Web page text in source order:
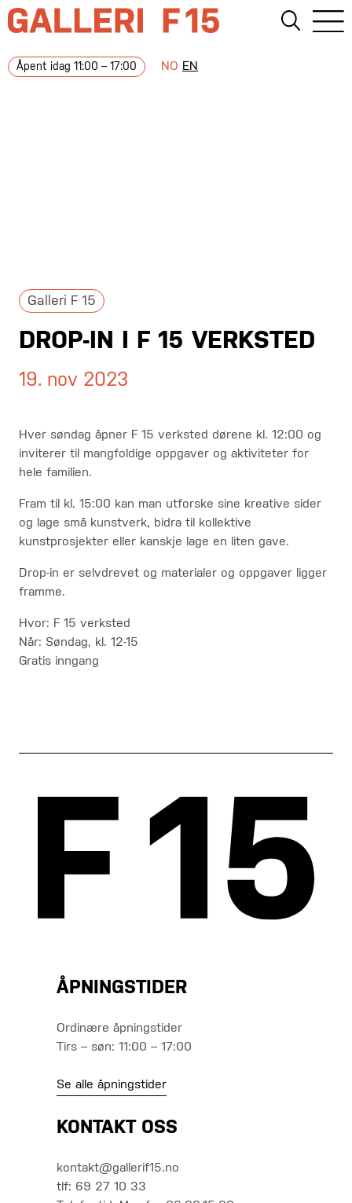
Åpent idag 11:00 – 17:00 NO EN
Galleri F 15
DROP-IN I F 15 VERKSTED
19. nov 2023
Hver søndag åpner F 15 verksted dørene kl. 12:00 og
inviterer til mangfoldige oppgaver og aktiviteter for
hele familien.
Fram til kl. 15:00 kan man utforske sine kreative sider
og lage små kunstverk, bidra til kollektive
kunstprosjekter eller kanskje lage en liten gave.
Drop-in er selvdrevet og materialer og oppgaver ligger
framme.
Hvor: F 15 verksted
Når: Søndag, kl. 12-15
Gratis inngang
ÅPNINGSTIDER
Ordinære åpningstider
Tirs – søn: 11:00 – 17:00
Se alle åpningstider
KONTAKT OSS
kontakt@gallerif15.no
tlf: 69 27 10 33